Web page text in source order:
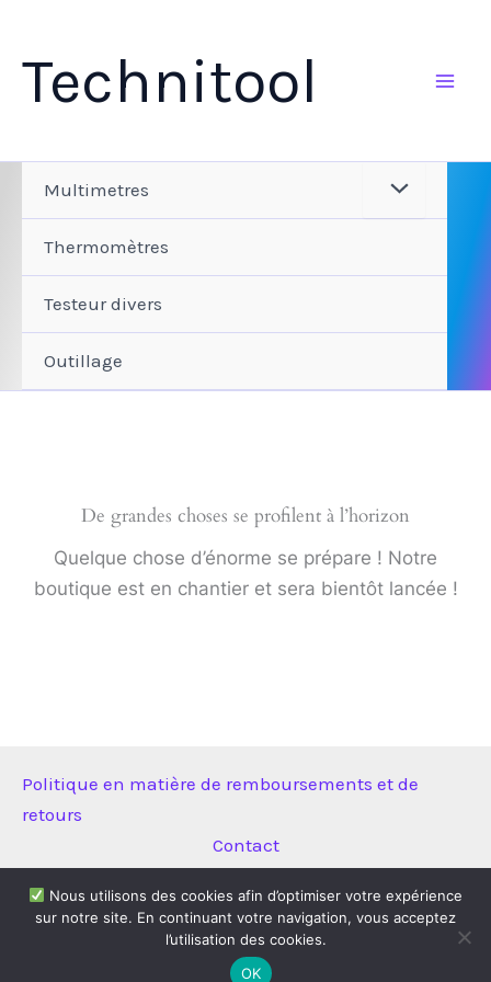
contenu
Technitool
Multimetres
Thermomètres
Testeur divers
Outillage
De grandes choses se profilent à l’horizon
Quelque chose d’énorme se prépare ! Notre
boutique est en chantier et sera bientôt lancée !
Politique en matière de remboursements et de
retours
Contact
Copyright © 2026 Technitool | Propulsé parThème WordPress
Astra
Nous utilisons des cookies afin d’optimiser votre expérience
sur notre site. En continuant votre navigation, vous acceptez
l’utilisation des cookies.
OK